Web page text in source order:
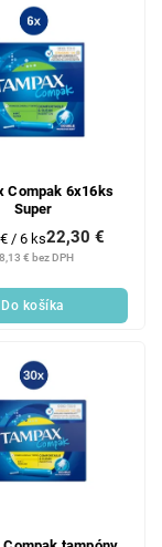
Compak 6x16ks
Super
€ bez DPH
22,30 €
/ 6 ks
Do košíka